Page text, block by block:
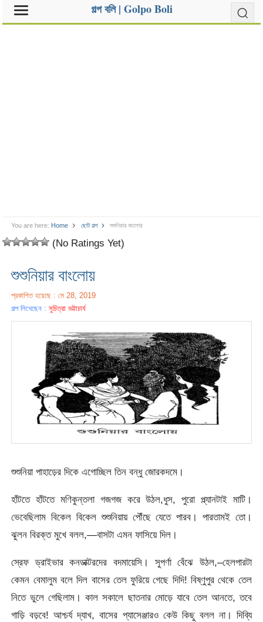
গল্প বলি | Golpo Boli
You are here: Home ছোট গল্প শুশুনিয়ার বাংলোয়
(No Ratings Yet)
শুশুনিয়ার বাংলোয়
প্রকাশিত হয়েছে : মে 28, 2019
গল্প লিখেছেন :সুচিত্রা ভট্টাচার্য
শুশুনিয়া পাহাড়ের দিকে এগােচ্ছিল তিন বন্ধু জোরকদমে।
হাঁটতে হাঁটতে মণিকুন্তলা গজগজ করে উঠল,ধুস, পুরাে প্ল্যানটাই মাটি।
ভেবেছিলাম বিকেল বিকেল শুশুনিয়ায় পৌঁছে যেতে পারব। পারতামই তাে।
ঝুলন বিরক্ত মুখে বলল,—বাসটা এমন ফাসিয়ে দিল।
স্রেফ ড্রাইভার কনডাক্টরদের বদমায়েসি। সুপর্ণা বেঁঝে উঠল,–হেলপারটা
কেমন বেমালুম বলে দিল বাসের তেল ফুরিয়ে গেছে দিদি! বিষ্ণুপুর থেকে তেল
নিতে ভুলে গেছিলাম। কাল সকালে ছাতনার মােড়ে যাবে তেল আনতে, তবে
গাড়ি বড়বে! আশ্চর্য দ্যাখ, বাসের প্যাসেঞ্জারও কেউ কিছু বলল না। দিব্যি